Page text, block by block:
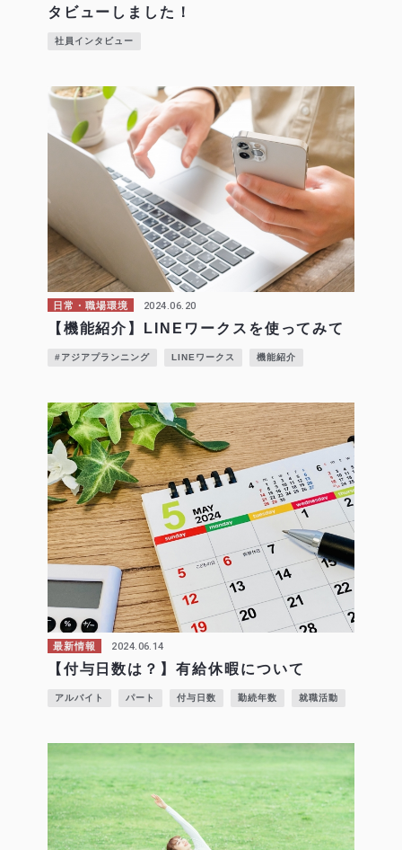
タビューしました！
社員インタビュー
日常・職場環境 2024.06.20
【機能紹介】LINEワークスを使ってみて
#アジアプランニング LINEワークス 機能紹介
最新情報 2024.06.14
【付与日数は？】有給休暇について
アルバイト パート 付与日数 勤続年数 就職活動